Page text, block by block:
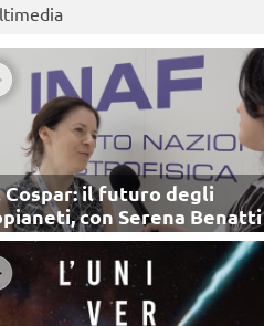
Cospar: il futuro degli
con Serena Benatti